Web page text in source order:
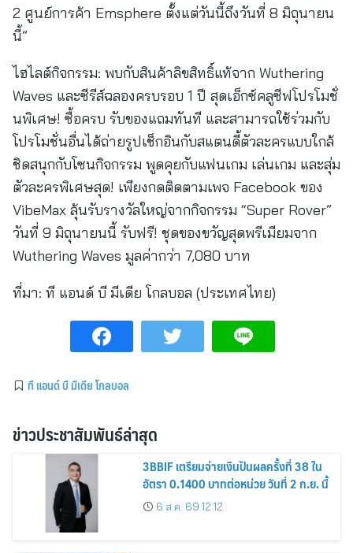
2 ศูนย์การค้า Emsphere ตั้งแต่วันนี้ถึงวันที่ 8 มิถุนายน
นี้”
ไฮไลต์กิจกรรม: พบกับสินค้าลิขสิทธิ์แท้จาก Wuthering
Waves และซีรีส์ฉลองครบรอบ 1 ปี สุดเอ็กซ์คลูซีฟโปรโมชั่
นพิเศษ! ซื้อครบ รับของแถมทันที และสามารถใช้ร่วมกับ
โปรโมชั่นอื่นได้ถ่ายรูปเช็กอินกับสแตนดี้ตัวละครแบบใกล้
ชิดสนุกกับโซนกิจกรรม พูดคุยกับแฟนเกม เล่นเกม และสุ่ม
ตัวละครพิเศษสุด! เพียงกดติดตามเพจ Facebook ของ
VibeMax ลุ้นรับรางวัลใหญ่จากกิจกรรม “Super Rover”
วันที่ 9 มิถุนายนนี้ รับฟรี! ชุดของขวัญสุดพรีเมียมจาก
Wuthering Waves มูลค่ากว่า 7,080 บาท
ที่มา: ที แอนด์ บี มีเดีย โกลบอล (ประเทศไทย)
ที แอนด์ บี มีเดีย โกลบอล
ข่าวประชาสัมพันธ์ล่าสุด
3BBIF เตรียมจ่ายเงินปันผลครั้งที่ 38 ใน
อัตรา 0.1400 บาทต่อหน่วย วันที่ 2 ก.ย. นี้
6 ส.ค. 69 12:12